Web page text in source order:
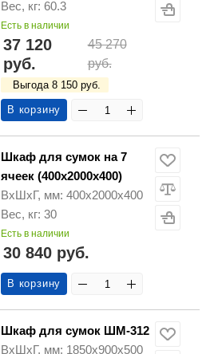
Вес, кг: 60.3
Есть в наличии
37 120
руб.
45 270
руб.
Выгода 8 150 руб.
В корзину
Шкаф для сумок на 7
ячеек (400х2000х400)
ВхШхГ, мм: 400х2000х400
Вес, кг: 30
Есть в наличии
30 840 руб.
В корзину
Шкаф для сумок ШМ-312
ВхШхГ, мм: 1850х900х500